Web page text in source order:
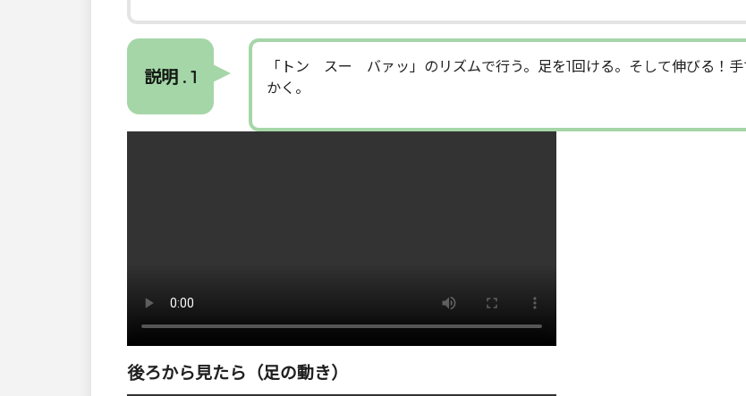
説明 . 1
「トン スー バァッ」のリズムで行う。足を1回ける。そして伸びる！手
かく。
後ろから見たら（足の動き）